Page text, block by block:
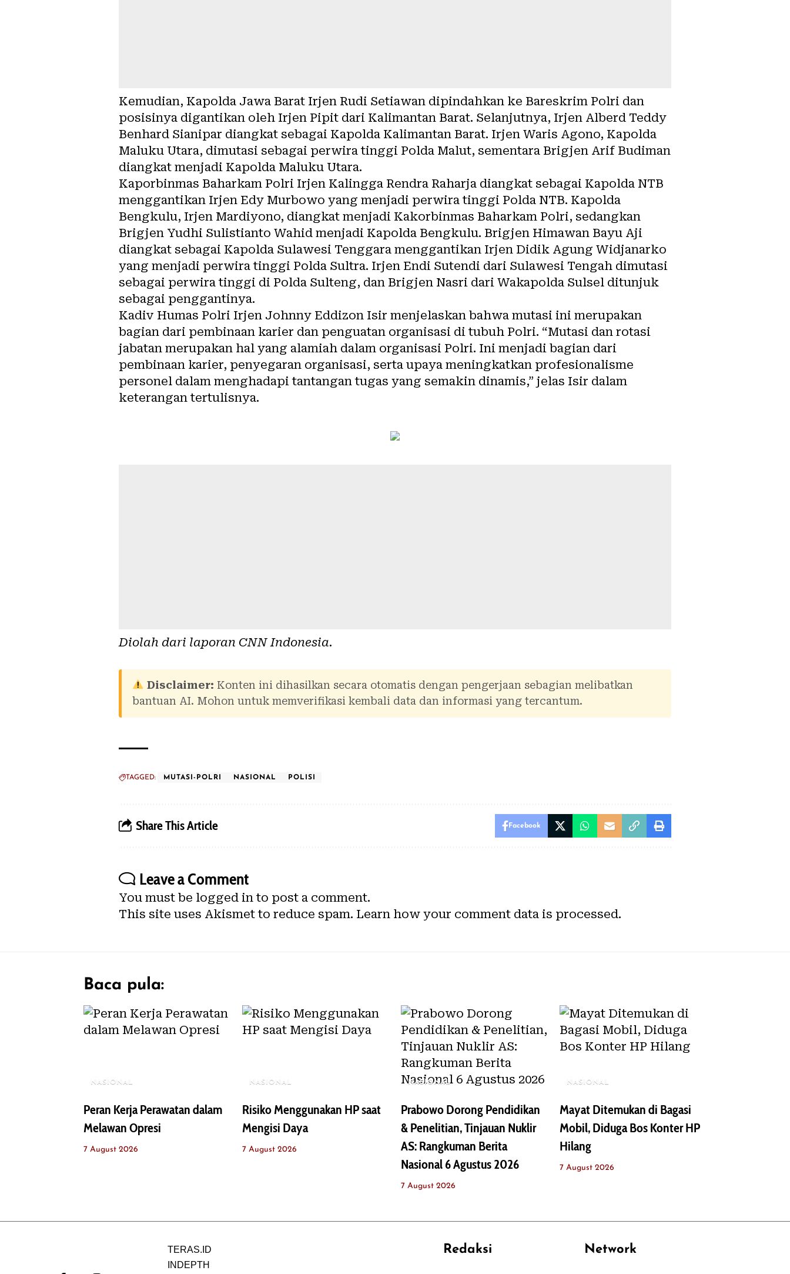
Kemudian, Kapolda Jawa Barat Irjen Rudi Setiawan dipindahkan ke Bareskrim Polri dan
posisinya digantikan oleh Irjen Pipit dari Kalimantan Barat. Selanjutnya, Irjen Alberd Teddy
Benhard Sianipar diangkat sebagai Kapolda Kalimantan Barat. Irjen Waris Agono, Kapolda
Maluku Utara, dimutasi sebagai perwira tinggi Polda Malut, sementara Brigjen Arif Budiman
diangkat menjadi Kapolda Maluku Utara.
Kaporbinmas Baharkam Polri Irjen Kalingga Rendra Raharja diangkat sebagai Kapolda NTB
menggantikan Irjen Edy Murbowo yang menjadi perwira tinggi Polda NTB. Kapolda
Bengkulu, Irjen Mardiyono, diangkat menjadi Kakorbinmas Baharkam Polri, sedangkan
Brigjen Yudhi Sulistianto Wahid menjadi Kapolda Bengkulu. Brigjen Himawan Bayu Aji
diangkat sebagai Kapolda Sulawesi Tenggara menggantikan Irjen Didik Agung Widjanarko
yang menjadi perwira tinggi Polda Sultra. Irjen Endi Sutendi dari Sulawesi Tengah dimutasi
sebagai perwira tinggi di Polda Sulteng, dan Brigjen Nasri dari Wakapolda Sulsel ditunjuk
sebagai penggantinya.
Kadiv Humas Polri Irjen Johnny Eddizon Isir menjelaskan bahwa mutasi ini merupakan
bagian dari pembinaan karier dan penguatan organisasi di tubuh Polri. “Mutasi dan rotasi
jabatan merupakan hal yang alamiah dalam organisasi Polri. Ini menjadi bagian dari
pembinaan karier, penyegaran organisasi, serta upaya meningkatkan profesionalisme
personel dalam menghadapi tantangan tugas yang semakin dinamis,” jelas Isir dalam
keterangan tertulisnya.
Diolah dari laporan CNN Indonesia.
Disclaimer: Konten ini dihasilkan secara otomatis dengan pengerjaan sebagian melibatkan
bantuan AI. Mohon untuk memverifikasi kembali data dan informasi yang tercantum.
TAGGED: MUTASI-POLRI NASIONAL POLISI
Share This Article Facebook
Leave a Comment
You must be logged in to post a comment.
This site uses Akismet to reduce spam. Learn how your comment data is processed.
Baca pula:
NASIONAL
Peran Kerja Perawatan dalam
Melawan Opresi
7 August 2026
NASIONAL
Risiko Menggunakan HP saat
Mengisi Daya
7 August 2026
NASIONAL
Prabowo Dorong Pendidikan
& Penelitian, Tinjauan Nuklir
AS: Rangkuman Berita
Nasional 6 Agustus 2026
7 August 2026
NASIONAL
Mayat Ditemukan di Bagasi
Mobil, Diduga Bos Konter HP
Hilang
7 August 2026
TERAS.ID
INDEPTH
Redaksi Network